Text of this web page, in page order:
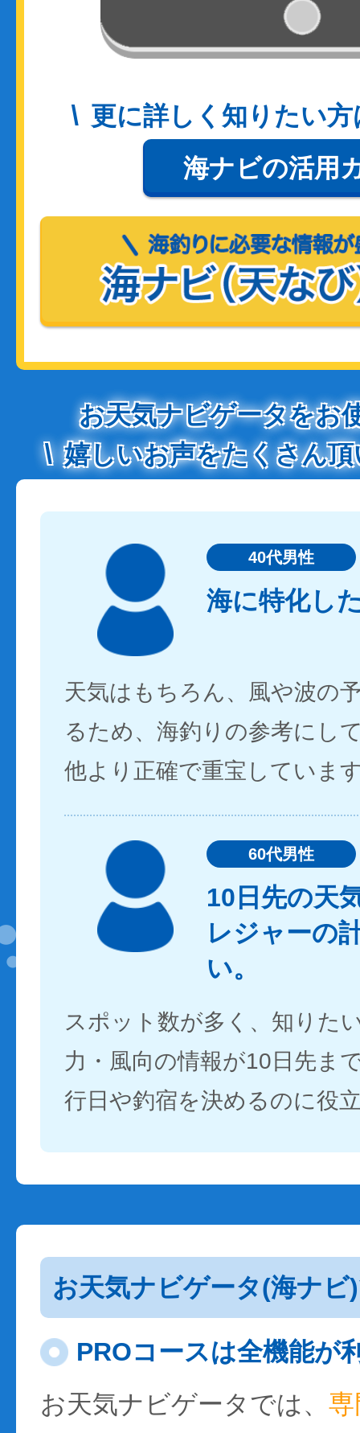
更に詳しく知りたい
海ナビの活用
お天気ナビゲータをお
嬉しいお声をたくさん
40代男性
海に特化し
天気はもちろん、風や波の
るため、海釣りの参考にし
他より正確で重宝していま
60代男性
10日先の天
レジャーの
い。
スポット数が多く、知りた
力・風向の情報が10日先ま
行日や釣宿を決めるのに役
お天気ナビゲータ(海ナビ
PROコースは全機能が
お天気ナビゲータでは、